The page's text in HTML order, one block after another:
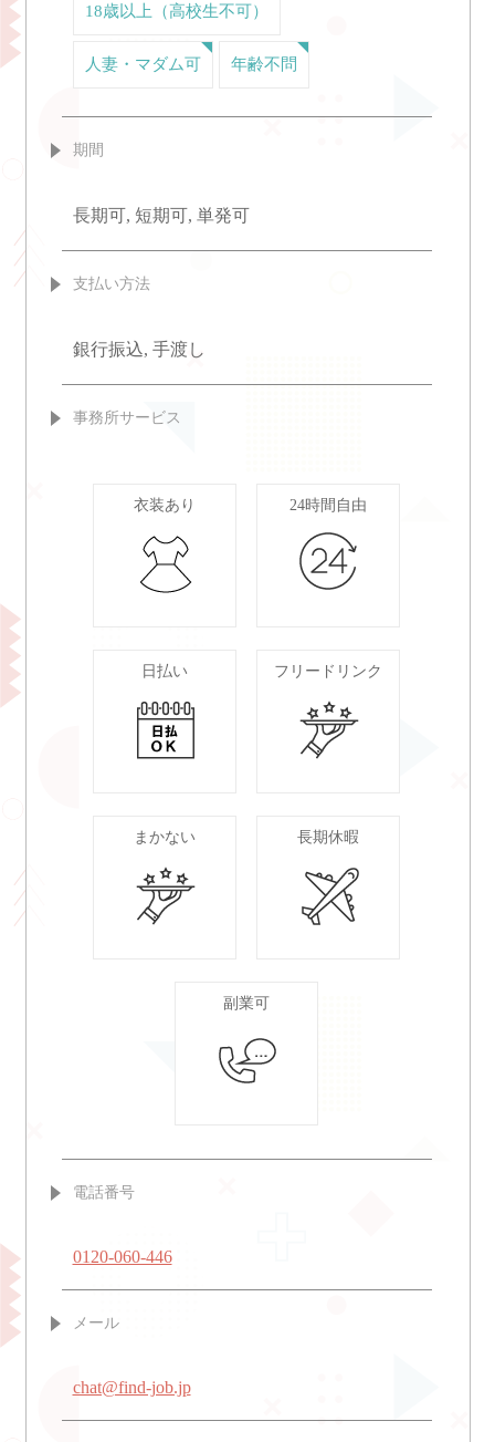
18歳以上（高校生不可）
人妻・マダム可 年齢不問
期間
長期可, 短期可, 単発可
支払い方法
銀行振込, 手渡し
事務所サービス
衣装あり 24時間自由
日払い フリードリンク
まかない 長期休暇
副業可
電話番号
0120-060-446
メール
chat@find-job.jp